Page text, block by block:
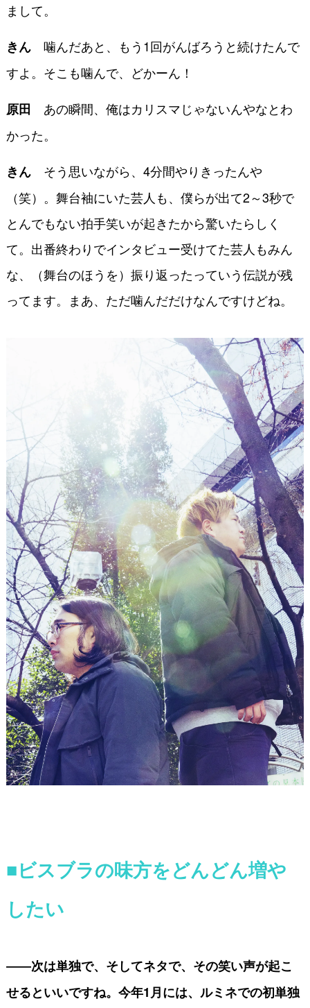
まして。
きん噛んだあと、もう1回がんばろうと続けたんで
すよ。そこも噛んで、どかーん！
原田 あの瞬間、俺はカリスマじゃないんやなとわ
かった。
きんそう思いながら、4分間やりきったんや
（笑）。舞台袖にいた芸人も、僕らが出て2～3秒で
とんでもない拍手笑いが起きたから驚いたらしく
て。出番終わりでインタビュー受けてた芸人もみん
な、（舞台のほうを）振り返ったっていう伝説が残
ってます。まあ、ただ噛んだだけなんですけどね。
■ビスブラの味方をどんどん増や
したい
――次は単独で、そしてネタで、その笑い声が起こ
せるといいですね。今年1月には、ルミネでの初単独